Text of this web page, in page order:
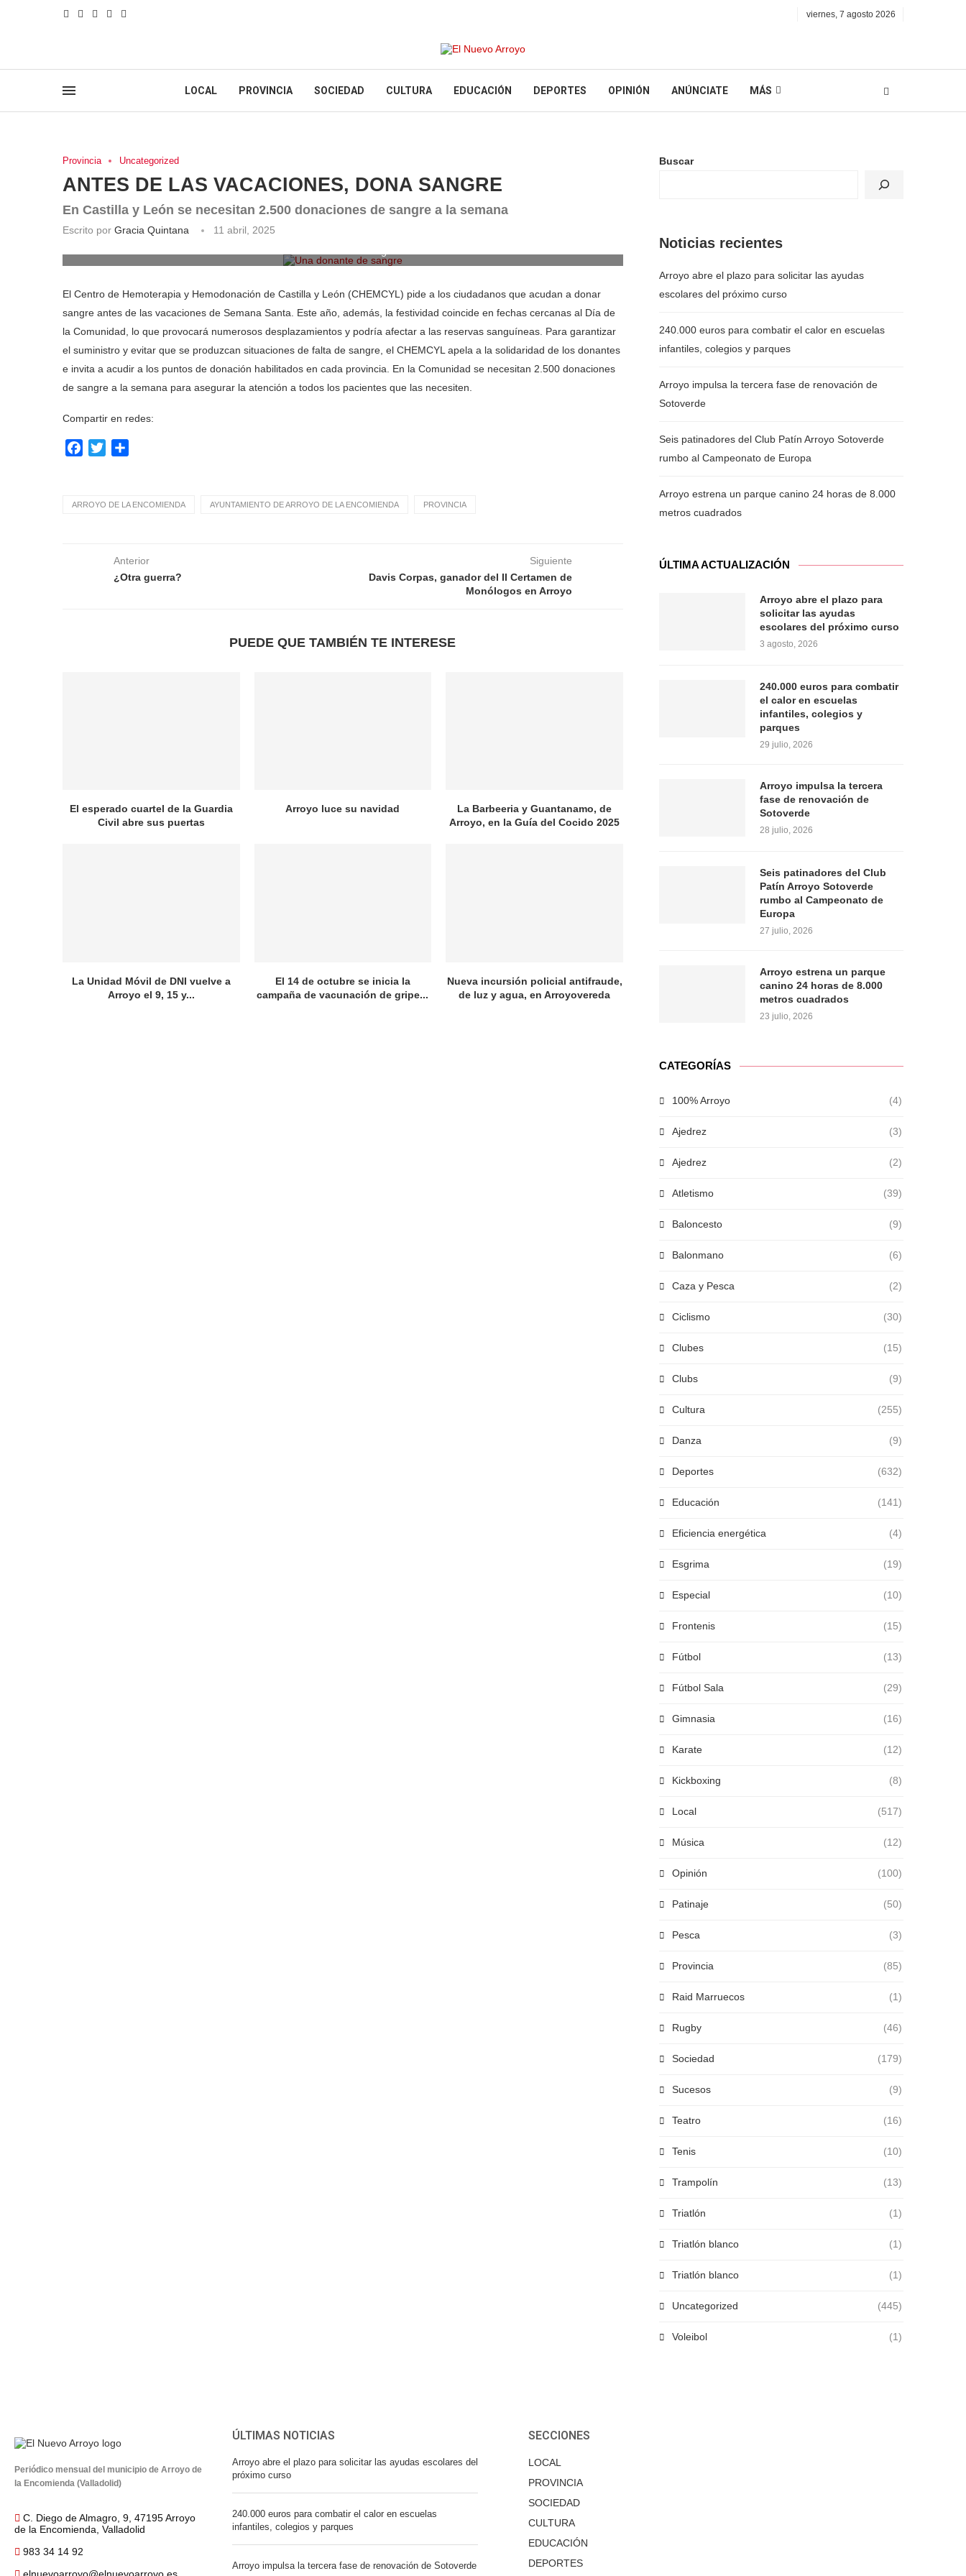
viernes, 7 agosto 2026
LOCAL PROVINCIA SOCIEDAD CULTURA EDUCACIÓN DEPORTES OPINIÓN ANÚNCIATE MÁS
Provincia Uncategorized
ANTES DE LAS VACACIONES, DONA SANGRE
En Castilla y León se necesitan 2.500 donaciones de sangre a la semana
Escrito por Gracia Quintana
11 abril, 2025
El Centro de Hemoterapia y Hemodonación de Castilla y León (CHEMCYL) pide a los ciudadanos que acudan a donar
sangre antes de las vacaciones de Semana Santa. Este año, además, la festividad coincide en fechas cercanas al Día de
la Comunidad, lo que provocará numerosos desplazamientos y podría afectar a las reservas sanguíneas. Para garantizar
el suministro y evitar que se produzcan situaciones de falta de sangre, el CHEMCYL apela a la solidaridad de los donantes
e invita a acudir a los puntos de donación habilitados en cada provincia. En la Comunidad se necesitan 2.500 donaciones
de sangre a la semana para asegurar la atención a todos los pacientes que las necesiten.
Compartir en redes:
Facebook
Twitter
ARROYO DE LA ENCOMIENDA AYUNTAMIENTO DE ARROYO DE LA ENCOMIENDA PROVINCIA
Anterior
¿Otra guerra?
Siguiente
Davis Corpas, ganador del II Certamen de
Monólogos en Arroyo
PUEDE QUE TAMBIÉN TE INTERESE
El esperado cuartel de la Guardia
Civil abre sus puertas
Arroyo luce su navidad
La Barbeeria y Guantanamo, de
Arroyo, en la Guía del Cocido 2025
La Unidad Móvil de DNI vuelve a
Arroyo el 9, 15 y...
El 14 de octubre se inicia la
campaña de vacunación de gripe...
Nueva incursión policial antifraude,
de luz y agua, en Arroyovereda
Buscar
Noticias recientes
Arroyo abre el plazo para solicitar las ayudas
escolares del próximo curso
240.000 euros para combatir el calor en escuelas
infantiles, colegios y parques
Arroyo impulsa la tercera fase de renovación de
Sotoverde
Seis patinadores del Club Patín Arroyo Sotoverde
rumbo al Campeonato de Europa
Arroyo estrena un parque canino 24 horas de 8.000
metros cuadrados
ÚLTIMA ACTUALIZACIÓN
Arroyo abre el plazo para
solicitar las ayudas
escolares del próximo curso
3 agosto, 2026
240.000 euros para combatir
el calor en escuelas
infantiles, colegios y
parques
29 julio, 2026
Arroyo impulsa la tercera
fase de renovación de
Sotoverde
28 julio, 2026
Seis patinadores del Club
Patín Arroyo Sotoverde
rumbo al Campeonato de
Europa
27 julio, 2026
Arroyo estrena un parque
canino 24 horas de 8.000
metros cuadrados
23 julio, 2026
CATEGORÍAS
100% Arroyo (4)
Ajedrez (3)
Ajedrez (2)
Atletismo (39)
Baloncesto (9)
Balonmano (6)
Caza y Pesca (2)
Ciclismo (30)
Clubes (15)
Clubs (9)
Cultura (255)
Danza (9)
Deportes (632)
Educación (141)
Eficiencia energética (4)
Esgrima (19)
Especial (10)
Frontenis (15)
Fútbol (13)
Fútbol Sala (29)
Gimnasia (16)
Karate (12)
Kickboxing (8)
Local (517)
Música (12)
Opinión (100)
Patinaje (50)
Pesca (3)
Provincia (85)
Raid Marruecos (1)
Rugby (46)
Sociedad (179)
Sucesos (9)
Teatro (16)
Tenis (10)
Trampolín (13)
Triatlón (1)
Triatlón blanco (1)
Triatlón blanco (1)
Uncategorized (445)
Voleibol (1)
Periódico mensual del municipio de Arroyo de
la Encomienda (Valladolid)
C. Diego de Almagro, 9, 47195 Arroyo
de la Encomienda, Valladolid
983 34 14 92
ÚLTIMAS NOTICIAS
Arroyo abre el plazo para solicitar las ayudas escolares del
próximo curso
240.000 euros para combatir el calor en escuelas
infantiles, colegios y parques
Arroyo impulsa la tercera fase de renovación de Sotoverde
SECCIONES
LOCAL
PROVINCIA
SOCIEDAD
CULTURA
EDUCACIÓN
DEPORTES